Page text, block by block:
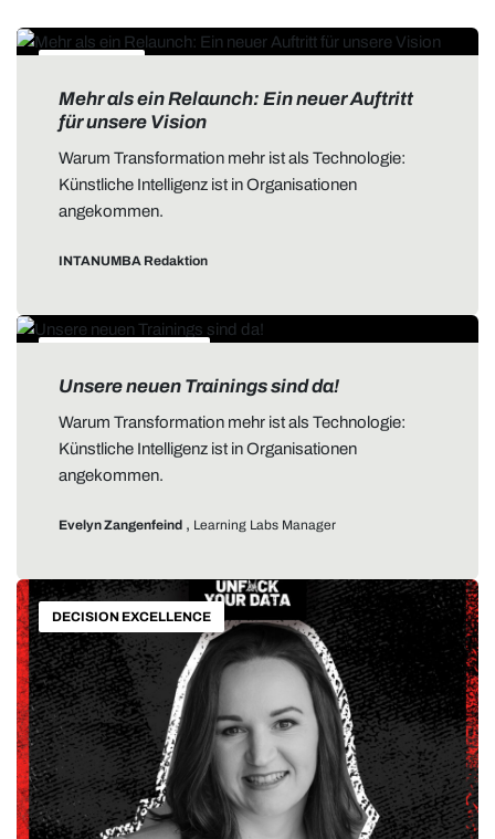
Mehr als ein Relaunch: Ein neuer Auftritt
für unsere Vision
Warum Transformation mehr ist als Technologie:
Künstliche Intelligenz ist in Organisationen
angekommen.
INTANUMBA Redaktion
Unsere neuen Trainings sind da!
Warum Transformation mehr ist als Technologie:
Künstliche Intelligenz ist in Organisationen
angekommen.
Evelyn Zangenfeind, Learning Labs Manager
DECISION EXCELLENCE